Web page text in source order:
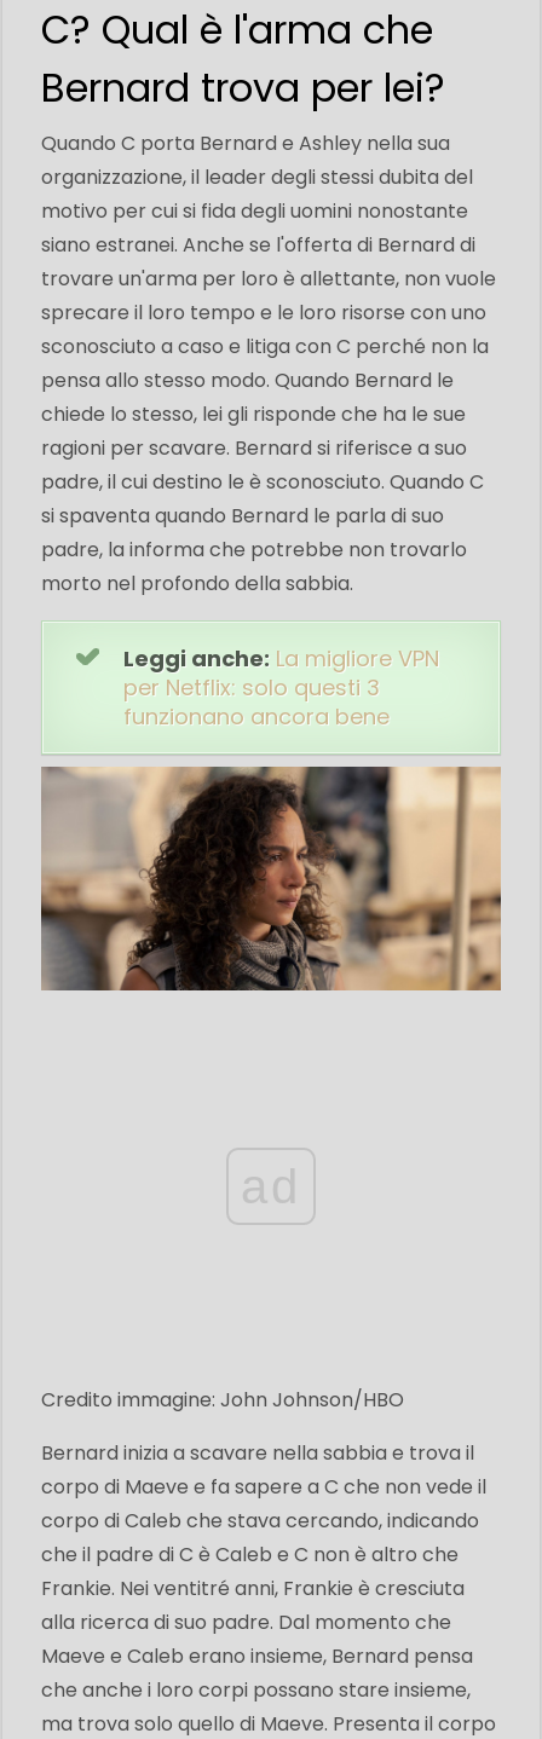
C? Qual è l'arma che
Bernard trova per lei?
Quando C porta Bernard e Ashley nella sua
organizzazione, il leader degli stessi dubita del
motivo per cui si fida degli uomini nonostante
siano estranei. Anche se l'offerta di Bernard di
trovare un'arma per loro è allettante, non vuole
sprecare il loro tempo e le loro risorse con uno
sconosciuto a caso e litiga con C perché non la
pensa allo stesso modo. Quando Bernard le
chiede lo stesso, lei gli risponde che ha le sue
ragioni per scavare. Bernard si riferisce a suo
padre, il cui destino le è sconosciuto. Quando C
si spaventa quando Bernard le parla di suo
padre, la informa che potrebbe non trovarlo
morto nel profondo della sabbia.
Leggi anche: La migliore VPN
per Netflix: solo questi 3
funzionano ancora bene
ad
Credito immagine: John Johnson/HBO
Bernard inizia a scavare nella sabbia e trova il
corpo di Maeve e fa sapere a C che non vede il
corpo di Caleb che stava cercando, indicando
che il padre di C è Caleb e C non è altro che
Frankie. Nei ventitré anni, Frankie è cresciuta
alla ricerca di suo padre. Dal momento che
Maeve e Caleb erano insieme, Bernard pensa
che anche i loro corpi possano stare insieme,
ma trova solo quello di Maeve. Presenta il corpo